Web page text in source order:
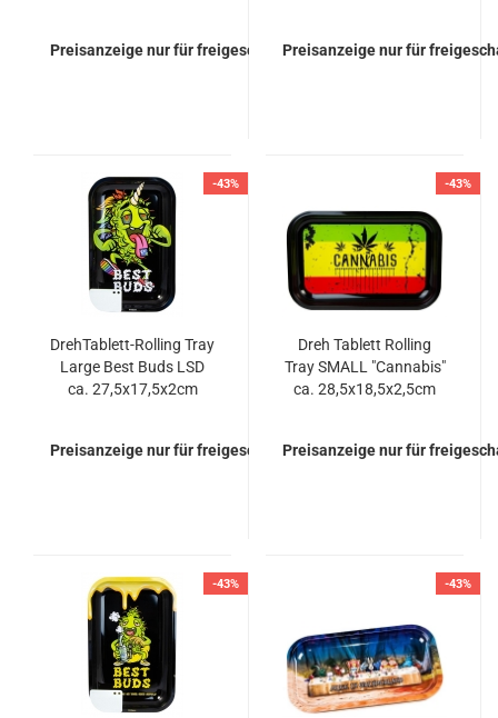
Preisanzeige nur für freigeschaltete Kunden
Preisanzeige nur für
-43%
DrehTablett-Rolling Tray
Large Best Buds LSD
ca. 27,5x17,5x2cm
Preisanzeige nur für freigeschaltete Kunden
-43%
Dreh Tablett Rolling
Tray SMALL "Cannabis"
ca. 28,5x18,5x2,5cm
Preisanzeige nur für
-43% -43%